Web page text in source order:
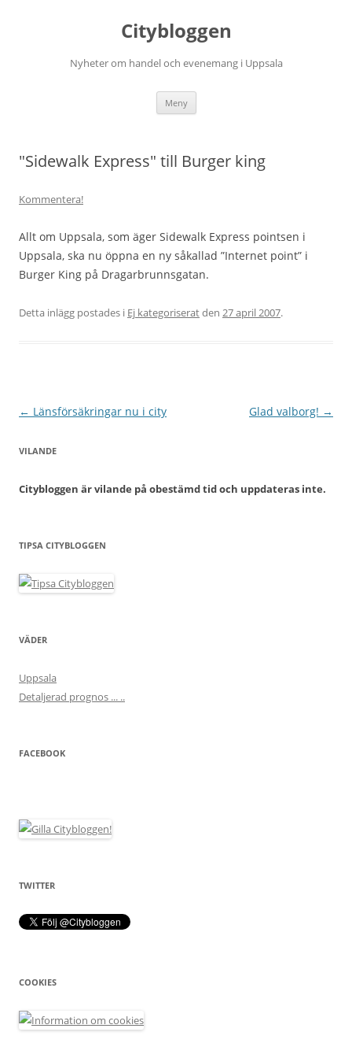
Citybloggen
Nyheter om handel och evenemang i Uppsala
Meny
"Sidewalk Express" till Burger king
Kommentera!
Allt om Uppsala, som äger Sidewalk Express pointsen i
Uppsala, ska nu öppna en ny såkallad ”Internet point” i
Burger King på Dragarbrunnsgatan.
Detta inlägg postades i Ej kategoriseratden 27 april 2007.
Inläggsnavigering
← Länsförsäkringar nu i city Glad valborg! →
VILANDE
Citybloggen är vilande på obestämd tid och uppdateras inte.
TIPSA CITYBLOGGEN
VÄDER
Uppsala
Detaljerad prognos ... ..
FACEBOOK
TWITTER
COOKIES